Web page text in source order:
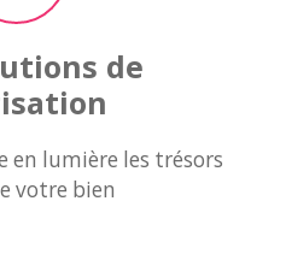
de
en lumière les trésors
votre bien